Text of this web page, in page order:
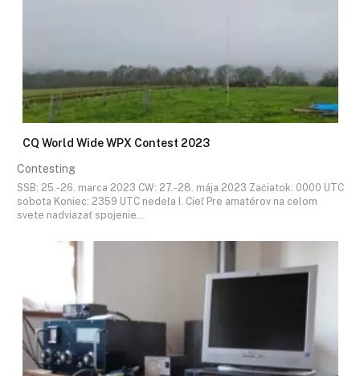
CQ World Wide WPX Contest 2023
Contesting
SSB: 25.-26. marca 2023 CW: 27.-28. mája 2023 Začiatok: 0000 UTC
sobota Koniec: 2359 UTC nedeľa I. Cieľ Pre amatérov na celom
svete nadviazať spojenie…